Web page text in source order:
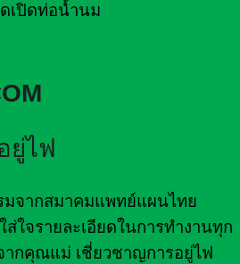
เปิดท่อน้ำนม
ยู่ไฟ
มจากสมาคมแพทย์แผนไทย
ใจรายละเอียดในการทำงานทุก
กคุณแม่ เชี่ยวชาญการอยู่ไฟ